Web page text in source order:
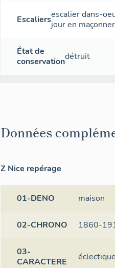
Escaliersescalier dans-
jouren
État de
conservationdétruit
Données
Z Nice repérage
01-DENO maison
02-CHRONO 1860-
03-
CARACTERE